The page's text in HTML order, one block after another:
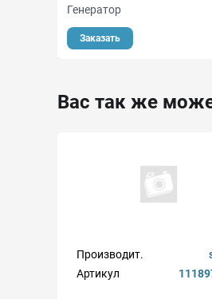
Генератор
Заказать
Вас так же
Производит.
Артикул